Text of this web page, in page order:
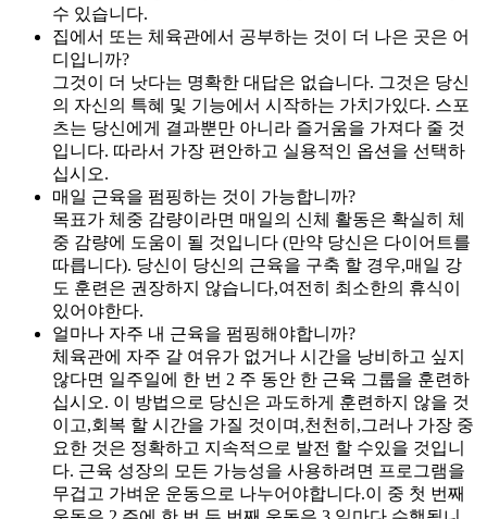
수 있습니다.
집에서 또는 체육관에서 공부하는 것이 더 나은 곳은 어
디입니까?
그것이 더 낫다는 명확한 대답은 없습니다. 그것은 당신
의 자신의 특혜 및 기능에서 시작하는 가치가있다. 스포
츠는 당신에게 결과뿐만 아니라 즐거움을 가져다 줄 것
입니다. 따라서 가장 편안하고 실용적인 옵션을 선택하
십시오.
매일 근육을 펌핑하는 것이 가능합니까?
목표가 체중 감량이라면 매일의 신체 활동은 확실히 체
중 감량에 도움이 될 것입니다 (만약 당신은 다이어트를
따릅니다). 당신이 당신의 근육을 구축 할 경우,매일 강
도 훈련은 권장하지 않습니다,여전히 최소한의 휴식이
있어야한다.
얼마나 자주 내 근육을 펌핑해야합니까?
체육관에 자주 갈 여유가 없거나 시간을 낭비하고 싶지
않다면 일주일에 한 번 2 주 동안 한 근육 그룹을 훈련하
십시오. 이 방법으로 당신은 과도하게 훈련하지 않을 것
이고,회복 할 시간을 가질 것이며,천천히,그러나 가장 중
요한 것은 정확하고 지속적으로 발전 할 수있을 것입니
다. 근육 성장의 모든 가능성을 사용하려면 프로그램을
무겁고 가벼운 운동으로 나누어야합니다.이 중 첫 번째